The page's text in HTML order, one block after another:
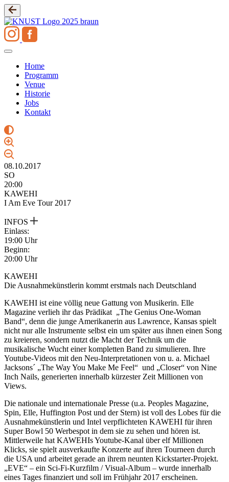
Zum
Inhalt
springen
Home
Programm
Venue
Historie
Jobs
Kontakt
08.10.2017
SO
20:00
KAWEHI
I Am Eve Tour 2017
INFOS
Einlass:
19:00 Uhr
Beginn:
20:00 Uhr
KAWEHI
Die Ausnahmekünstlerin kommt erstmals nach Deutschland
KAWEHI ist eine völlig neue Gattung von Musikerin. Elle
Magazine verlieh ihr das Prädikat „The Genius One-Woman
Band“, denn die junge Amerikanerin aus Lawrence, Kansas spielt
nicht nur alle Instrumente selbst ein um später aus ihnen einen Song
zu kreieren, sondern nutzt die Macht der Technik um die
musikalische Wucht einer kompletten Band zu simulieren. Ihre
Youtube-Videos mit den Neu-Interpretationen von u. a. Michael
Jacksons´ „The Way You Make Me Feel“ und „Closer“ von Nine
Inch Nails, generierten innerhalb kürzester Zeit Millionen von
Views.
Die nationale und internationale Presse (u.a. Peoples Magazine,
Spin, Elle, Huffington Post und der Stern) ist voll des Lobes für die
Ausnahmekünstlerin und Intel verpflichteten KAWEHI für ihren
Super Bowl 50 Werbespot in dem sie zu sehen und hören ist.
Mittlerweile hat KAWEHIs Youtube-Kanal über elf Millionen
Klicks, sie spielt ausverkaufte Konzerte auf ihren Tourneen durch
die USA und arbeitet gerade an ihrem neunten Kickstarter-Projekt.
„EVE“ – ein Sci-Fi-Kurzfilm / Visual-Album – wurde innerhalb
eines Tages finanziert und soll im Frühjahr 2017 erscheinen.